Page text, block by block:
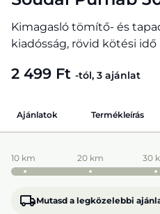
Kimagasló tömítő- és
kiadósság, rövid kötési idő
2 499 Ft -tól, 3 ajánlat
Ajánlatok Termékleírás
10 km 20 km 30
Mutasd a legközelebbi